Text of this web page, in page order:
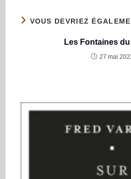
VOUS DEVRIEZ
Les Fontaines
27 mai